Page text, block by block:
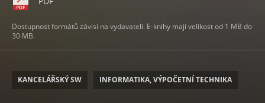
Dostupnost formátů závisí na vydavateli. E-knihy mají velikost od 1 MB do
30 MB.
KANCELÁŘSKÝ SW INFORMATIKA, VÝPOČETNÍ TECHNIKA